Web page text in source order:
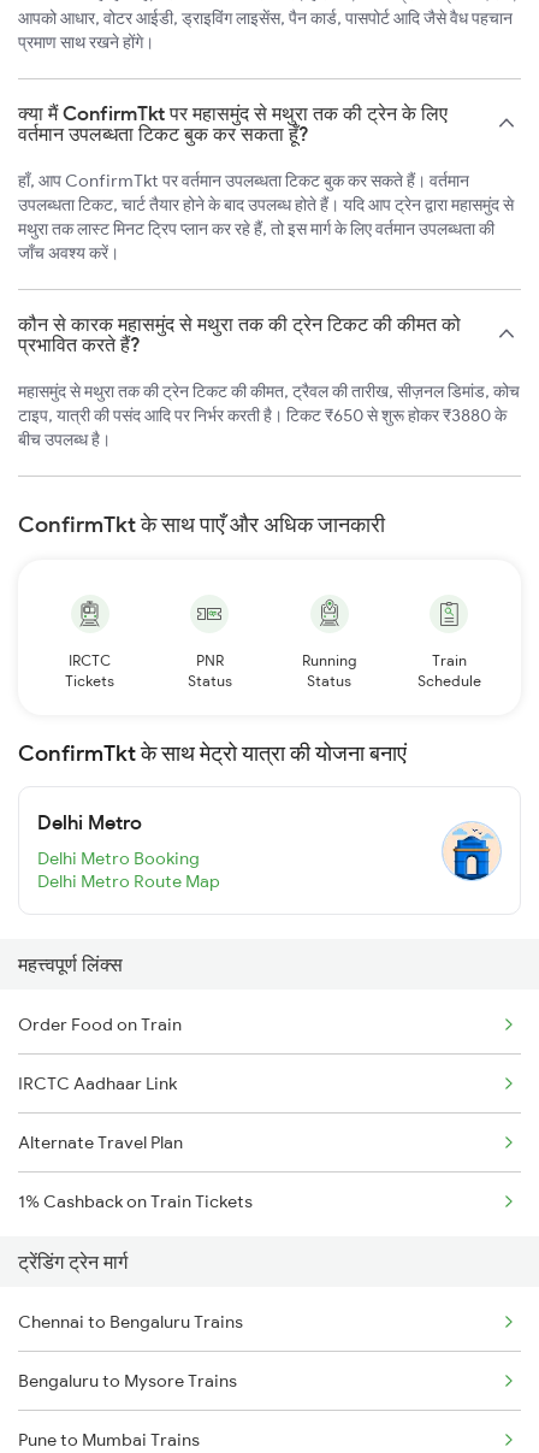
आपको आधार, वोटर आईडी, ड्राइविंग लाइसेंस, पैन कार्ड, पासपोर्ट आदि जैसे वैध पहचान
प्रमाण साथ रखने होंगे।
क्या मैं ConfirmTkt पर महासमुंद से मथुरा तक की ट्रेन के लिए
वर्तमान उपलब्धता टिकट बुक कर सकता हूँ?
हाँ, आप ConfirmTkt पर वर्तमान उपलब्धता टिकट बुक कर सकते हैं। वर्तमान
उपलब्धता टिकट, चार्ट तैयार होने के बाद उपलब्ध होते हैं। यदि आप ट्रेन द्वारा महासमुंद से
मथुरा तक लास्ट मिनट ट्रिप प्लान कर रहे हैं, तो इस मार्ग के लिए वर्तमान उपलब्धता की
जाँच अवश्य करें।
कौन से कारक महासमुंद से मथुरा तक की ट्रेन टिकट की कीमत को
प्रभावित करते हैं?
महासमुंद से मथुरा तक की ट्रेन टिकट की कीमत, ट्रैवल की तारीख, सीज़नल डिमांड, कोच
टाइप, यात्री की पसंद आदि पर निर्भर करती है। टिकट ₹650 से शुरू होकर ₹3880 के
बीच उपलब्ध है।
ConfirmTkt के साथ पाएँ और अधिक जानकारी
IRCTC
Tickets
PNR
Status
Running
Status
Train
Schedule
ConfirmTkt के साथ मेट्रो यात्रा की योजना बनाएं
Delhi Metro
Delhi Metro Booking
Delhi Metro Route Map
महत्त्वपूर्ण लिंक्स
Order Food on Train
IRCTC Aadhaar Link
Alternate Travel Plan
1% Cashback on Train Tickets
ट्रेंडिंग ट्रेन मार्ग
Chennai to Bengaluru Trains
Bengaluru to Mysore Trains
Pune to Mumbai Trains